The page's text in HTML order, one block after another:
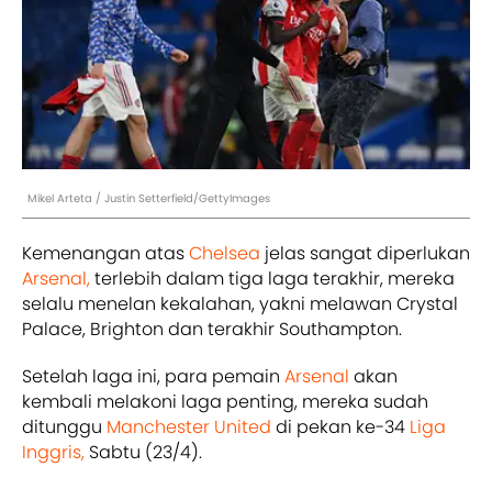
Mikel Arteta / Justin Setterfield/GettyImages
Kemenangan atasChelsea jelas sangat diperlukan
Arsenal,terlebih dalam tiga laga terakhir, mereka
selalu menelan kekalahan, yakni melawan Crystal
Palace, Brighton dan terakhir Southampton.
Setelah laga ini, para pemain Arsenal akan
kembali melakoni laga penting, mereka sudah
ditunggu Manchester United di pekan ke-34 Liga
Inggris, Sabtu (23/4).